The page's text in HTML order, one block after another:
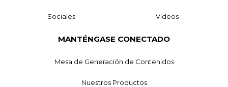
Sociales Videos
MANTÉNGASE CONECTADO
Mesa de Generación de Contenidos
Nuestros Productos